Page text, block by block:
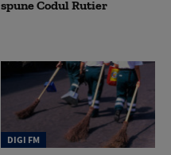
spune Codul Rutier
DIGI FM